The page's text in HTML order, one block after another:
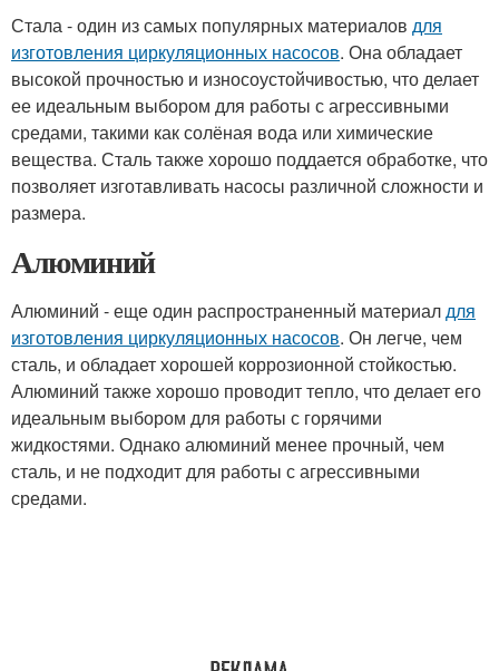
Стала - один из самых популярных материалов для
изготовления циркуляционных насосов. Она обладает
высокой прочностью и износоустойчивостью, что делает
ее идеальным выбором для работы с агрессивными
средами, такими как солёная вода или химические
вещества. Сталь также хорошо поддается обработке, что
позволяет изготавливать насосы различной сложности и
размера.
Алюминий
Алюминий - еще один распространенный материалдля
изготовления циркуляционных насосов. Он легче, чем
сталь, и обладает хорошей коррозионной стойкостью.
Алюминий также хорошо проводит тепло, что делает его
идеальным выбором для работы с горячими
жидкостями. Однако алюминий менее прочный, чем
сталь, и не подходит для работы с агрессивными
средами.